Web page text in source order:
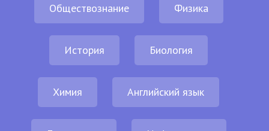
Обществознание Физика
История Биология
Химия Английский язык